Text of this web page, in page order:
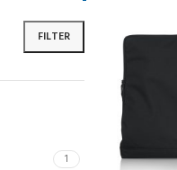
FILTER
1